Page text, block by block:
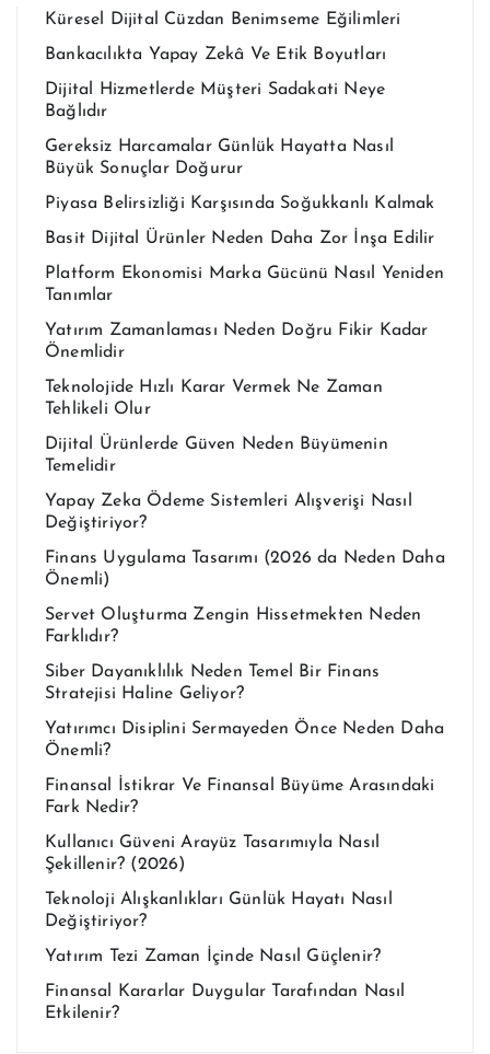
Küresel Dijital Cüzdan Benimseme Eğilimleri
Bankacılıkta Yapay Zekâ Ve Etik Boyutları
Dijital Hizmetlerde Müşteri Sadakati Neye
Bağlıdır
Gereksiz Harcamalar Günlük Hayatta Nasıl
Büyük Sonuçlar Doğurur
Piyasa Belirsizliği Karşısında Soğukkanlı Kalmak
Basit Dijital Ürünler Neden Daha Zor İnşa Edilir
Platform Ekonomisi Marka Gücünü Nasıl Yeniden
Tanımlar
Yatırım Zamanlaması Neden Doğru Fikir Kadar
Önemlidir
Teknolojide Hızlı Karar Vermek Ne Zaman
Tehlikeli Olur
Dijital Ürünlerde Güven Neden Büyümenin
Temelidir
Yapay Zeka Ödeme Sistemleri Alışverişi Nasıl
Değiştiriyor?
Finans Uygulama Tasarımı (2026 da Neden Daha
Önemli)
Servet Oluşturma Zengin Hissetmekten Neden
Farklıdır?
Siber Dayanıklılık Neden Temel Bir Finans
Stratejisi Haline Geliyor?
Yatırımcı Disiplini Sermayeden Önce Neden Daha
Önemli?
Finansal İstikrar Ve Finansal Büyüme Arasındaki
Fark Nedir?
Kullanıcı Güveni Arayüz Tasarımıyla Nasıl
Şekillenir? (2026)
Teknoloji Alışkanlıkları Günlük Hayatı Nasıl
Değiştiriyor?
Yatırım Tezi Zaman İçinde Nasıl Güçlenir?
Finansal Kararlar Duygular Tarafından Nasıl
Etkilenir?